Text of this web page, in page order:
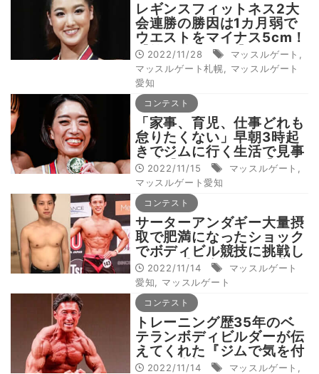
レギンスフィットネス2大
会連勝の勝因は1カ月弱で
ウエストをマイナス5cm！
【筋肉道Vol.46】
2022/11/28 マッスルゲート
マッスルゲート札幌
マッスルゲート
愛知
コンテスト
「家事、育児、仕事どれも
怠りたくない」早朝3時起
きでジムに行く生活で見事
優勝【筋肉道Vol.40】
2022/11/15 マッスルゲート
マッスルゲート愛知
コンテスト
サーターアンダギー大量摂
取で肥満になったショック
でボディビル競技に挑戦し
た外資系医療機器の営業マ
ン【筋肉道Vol.39】
2022/11/14
マッスルゲート
愛知
マッスルゲート
コンテスト
トレーニング歴35年のベ
テランボディビルダーが伝
えてくれた『ジムで気を付
けたい大切なこと』
2022/11/14 マッスルゲート